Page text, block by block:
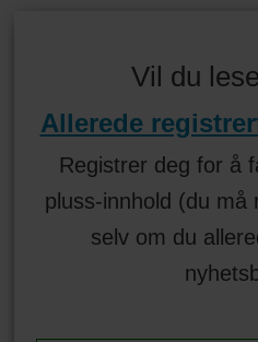
Vil du
Allerede
Registrer deg for å
pluss-innhold (du må
selv om du